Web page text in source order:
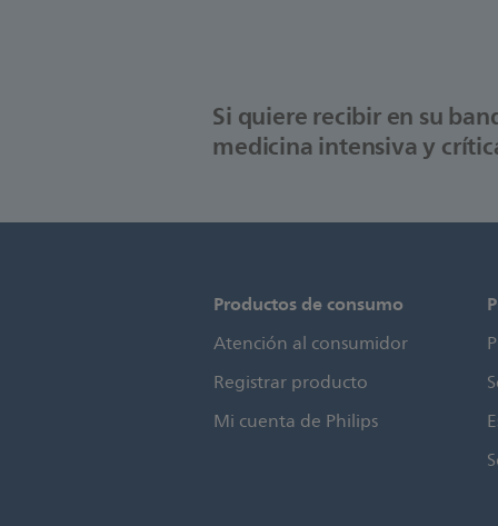
Si quiere recibir en su
medicina intensiva y
Productos de consumo
Atención al consumidor
Registrar producto
Mi cuenta de Philips